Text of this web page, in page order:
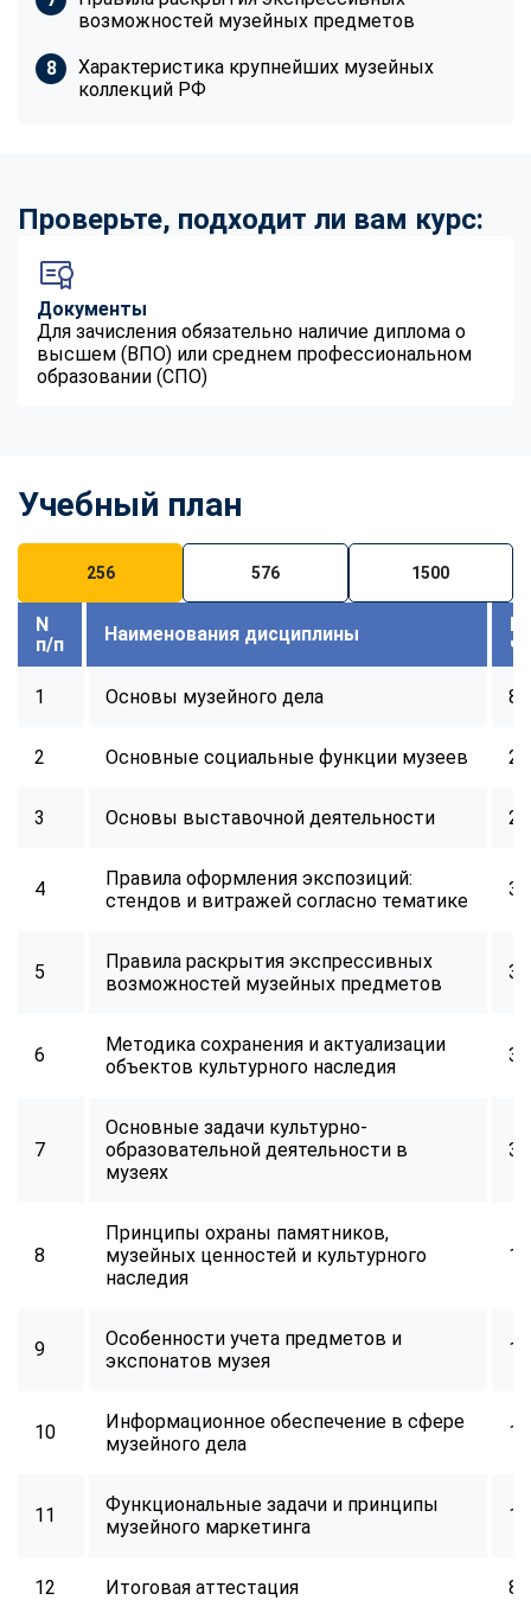
возможностей музейных предметов
Характеристика крупнейших музейных
коллекций РФ
Проверьте, подходит ли вам курс:
Документы
Для зачисления обязательно наличие диплома о
высшем (ВПО) или среднем профессиональном
образовании (СПО)
Учебный план
256 576 1500
N
п/п
Наименования дисциплины
1 Основы музейного дела 8
2 Основные социальные функции музеев 24
3 Основы выставочной деятельности 24
4
Правила оформления экспозиций:
стендов и витражей согласно тематике
32
5
Правила раскрытия экспрессивных
возможностей музейных предметов
32
6
Методика сохранения и актуализации
объектов культурного наследия
32
7
Основные задачи культурно-
образовательной деятельности в
музеях
32
8
Принципы охраны памятников,
музейных ценностей и культурного
наследия
16
9
Особенности учета предметов и
экспонатов музея
16
10
Информационное обеспечение в сфере
музейного дела
16
11
Функциональные задачи и принципы
музейного маркетинга
16
12 Итоговая аттестация 8
ChatApp
online
Мессенджеры
Свяжитесь с нами через любой удобный мессенджер!